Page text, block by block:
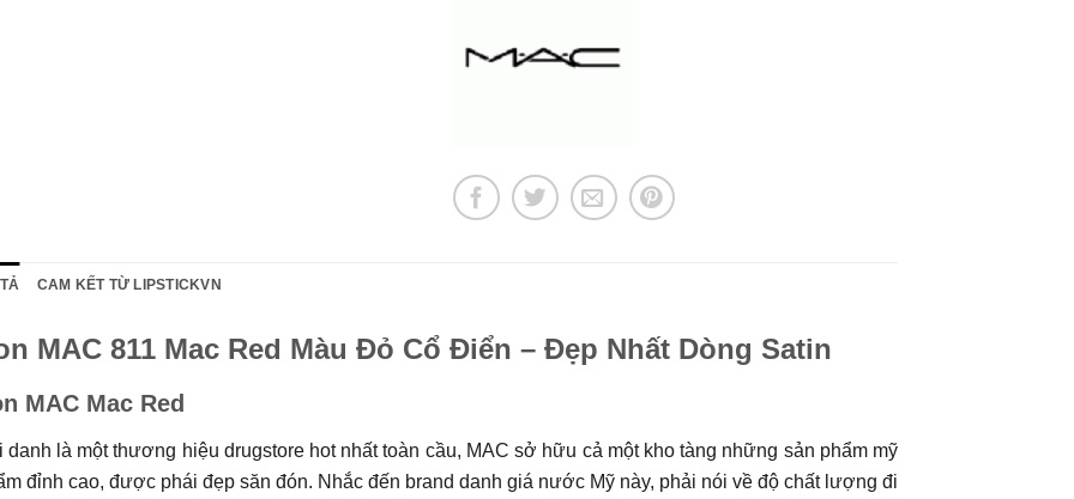
CAM KẾT TỪ LIPSTICKVN
MAC 811 Mac Red Màu Đỏ Cổ Điển – Đẹp Nhất Dòng Satin
MAC Mac Red
danh là một thương hiệu drugstore hot nhất toàn cầu, MAC sở hữu cả một kho tàng những sản phẩm mỹ
đỉnh cao, được phái đẹp săn đón. Nhắc đến brand danh giá nước Mỹ này, phải nói về độ chất lượng đi